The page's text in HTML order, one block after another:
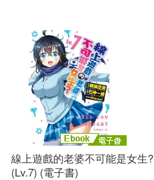
線上遊戲的老婆不可能是女生?
(Lv.7) (電子書)